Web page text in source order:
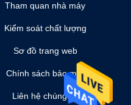
Tham quan nhà máy
Kiểm soát chất lượng
Sơ đồ trang web
Chính sách bảo mật
Liên hệ chúng tôi